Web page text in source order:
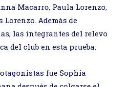
Macarro, Paula Lorenzo,
Además de
las integrantes del relevo
del club en esta prueba.
fue Sophia